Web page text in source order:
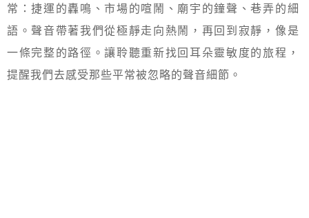
常：捷運的轟鳴、市場的喧鬧、廟宇的鐘聲、巷弄的細
語。聲音帶著我們從極靜走向熱鬧，再回到寂靜，像是
一條完整的路徑。讓聆聽重新找回耳朵靈敏度的旅程，
提醒我們去感受那些平常被忽略的聲音細節。